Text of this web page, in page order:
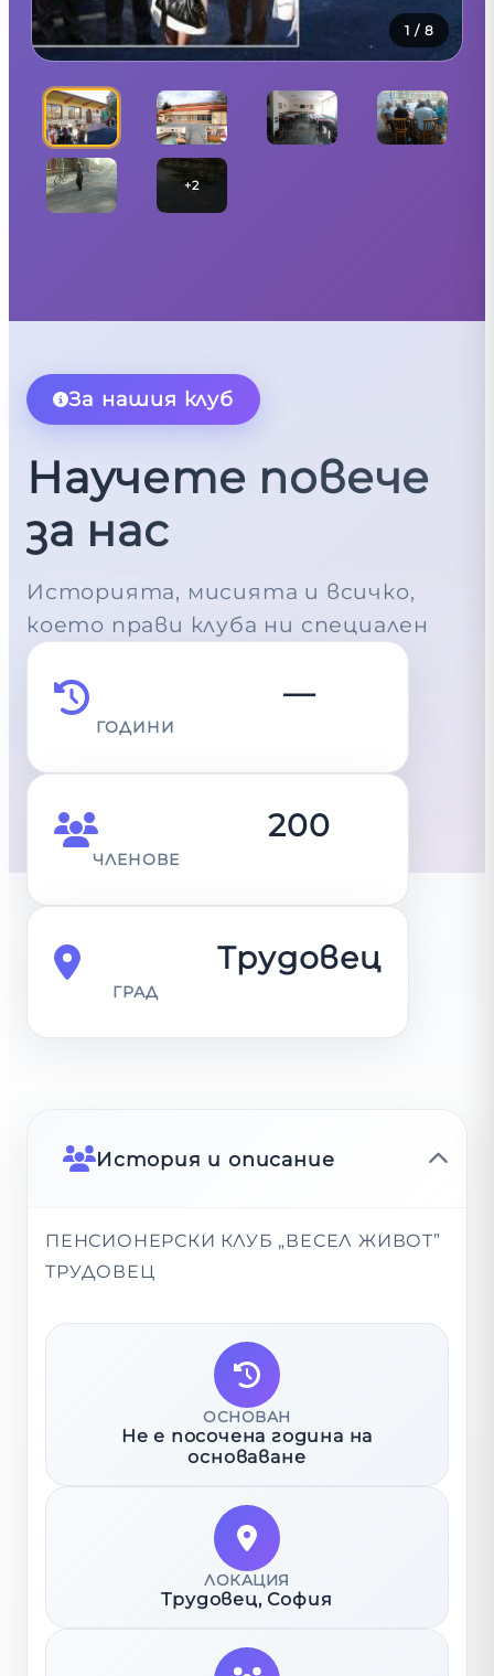
1 / 8
+2
За нашия клуб
Научете повече
за нас
Историята, мисията и всичко,
което прави клуба ни специален
—
ГОДИНИ
200
ЧЛЕНОВЕ
Трудовец
ГРАД
История и описание
ПЕНСИОНЕРСКИ КЛУБ „ВЕСЕЛ ЖИВОТ”
ТРУДОВЕЦ
ОСНОВАН
Не е посочена година на
основаване
ЛОКАЦИЯ
Трудовец, София